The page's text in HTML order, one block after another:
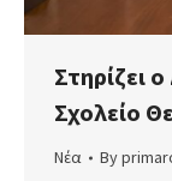
Στηρίζει
Σχολείο
Νέα By